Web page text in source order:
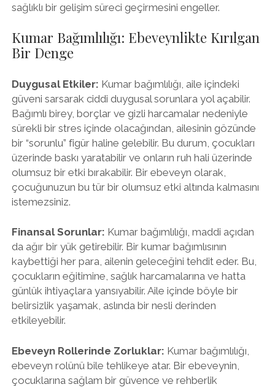
sağlıklı bir gelişim süreci geçirmesini engeller.
Kumar Bağımlılığı: Ebeveynlikte Kırılgan
Bir Denge
Duygusal Etkiler: Kumar bağımlılığı, aile içindeki
güveni sarsarak ciddi duygusal sorunlara yol açabilir.
Bağımlı birey, borçlar ve gizli harcamalar nedeniyle
sürekli bir stres içinde olacağından, ailesinin gözünde
bir “sorunlu” figür haline gelebilir. Bu durum, çocukları
üzerinde baskı yaratabilir ve onların ruh hali üzerinde
olumsuz bir etki bırakabilir. Bir ebeveyn olarak,
çocuğunuzun bu tür bir olumsuz etki altında kalmasını
istemezsiniz.
Finansal Sorunlar: Kumar bağımlılığı, maddi açıdan
da ağır bir yük getirebilir. Bir kumar bağımlısının
kaybettiği her para, ailenin geleceğini tehdit eder. Bu,
çocukların eğitimine, sağlık harcamalarına ve hatta
günlük ihtiyaçlara yansıyabilir. Aile içinde böyle bir
belirsizlik yaşamak, aslında bir nesli derinden
etkileyebilir.
Ebeveyn Rollerinde Zorluklar: Kumar bağımlılığı,
ebeveyn rolünü bile tehlikeye atar. Bir ebeveynin,
çocuklarına sağlam bir güvence ve rehberlik